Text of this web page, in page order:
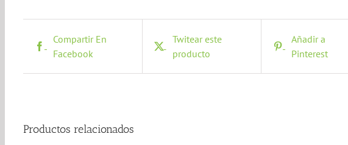
Compartir En
Facebook
Twitear este
producto
Añadir a
Pinterest
Productos relacionados